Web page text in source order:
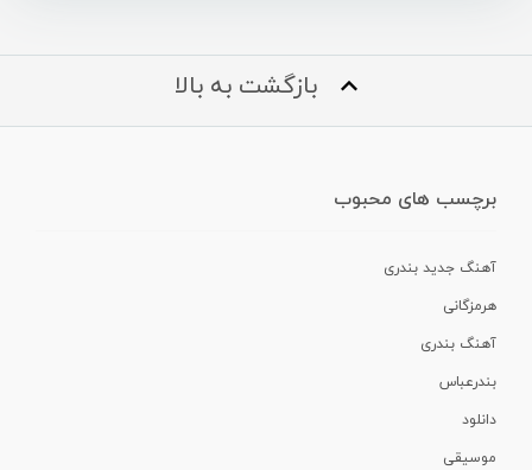
بازگشت به بالا
برچسب های محبوب
آهنگ جدید بندری
هرمزگانی
آهنگ بندری
بندرعباس
دانلود
موسیقی